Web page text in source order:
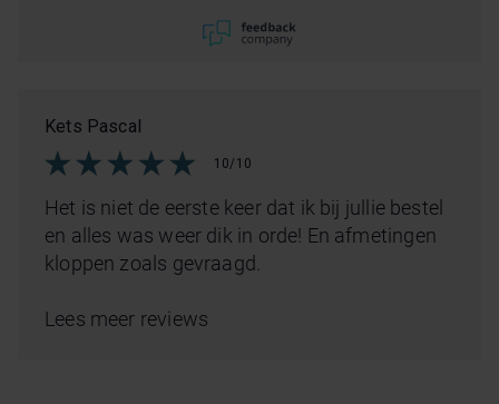
Kets Pascal
10/10
Het is niet de eerste keer dat ik bij jullie bestel
en alles was weer dik in orde! En afmetingen
kloppen zoals gevraagd.
Lees meer reviews